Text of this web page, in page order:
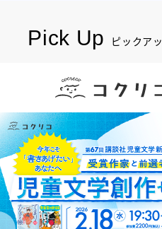
Pick Up ピックア